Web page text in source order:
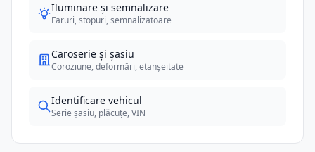
Iluminare și semnalizare
Faruri, stopuri, semnalizatoare
Caroserie și șasiu
Coroziune, deformări, etanșeitate
Identificare vehicul
Serie șasiu, plăcuțe, VIN